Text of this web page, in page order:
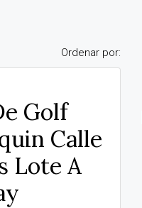
Ordenar por:
Golf
Calle
Lote A